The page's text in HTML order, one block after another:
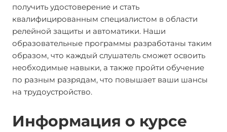
получить удостоверение и стать
квалифицированным специалистом в области
релейной защиты и автоматики. Наши
образовательные программы разработаны таким
образом, что каждый слушатель сможет освоить
необходимые навыки, а также пройти обучение
по разным разрядам, что повышает ваши шансы
на трудоустройство.
Информация о курсе